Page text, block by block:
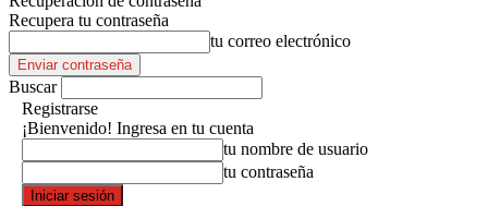
Recupera tu contraseña
tu correo electrónico
Buscar
Registrarse
¡Bienvenido! Ingresa en tu cuenta
tu nombre de usuario
tu contraseña